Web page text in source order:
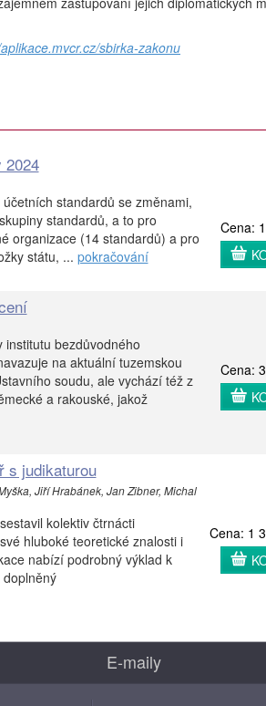
sbirka-zakonu
2024
standardů se změnami,
standardů, a to pro
organizace (14 standardů) a pro
státu, ... pokračování
Cena:
institutu bezdůvodného
na aktuální tuzemskou
soudu, ale vychází též z
a rakouské, jakož
Cena:
s judikaturou
Jiří Hrabánek, Jan Zibner, Michal
kolektiv čtrnácti
hluboké teoretické znalosti i
nabízí podrobný výklad k
Cena: 1
E-maily